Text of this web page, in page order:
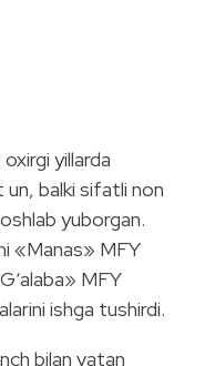
yillarda
balki sifatli non
yuborgan.
«Manas» MFY
MFY
ishga tushirdi.
bilan vatan